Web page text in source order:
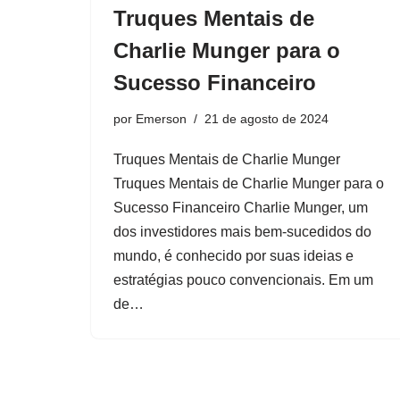
Truques Mentais de
Charlie Munger para o
Sucesso Financeiro
por Emerson 21 de agosto de 2024
Truques Mentais de Charlie Munger
Truques Mentais de Charlie Munger para o
Sucesso Financeiro Charlie Munger, um
dos investidores mais bem-sucedidos do
mundo, é conhecido por suas ideias e
estratégias pouco convencionais. Em um
de…